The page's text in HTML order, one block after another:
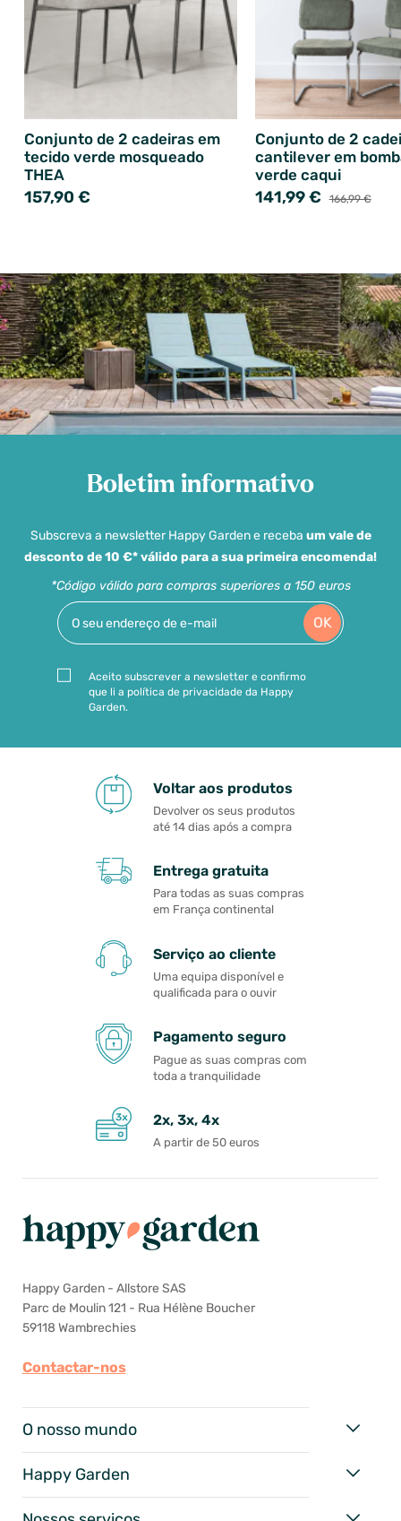
Conjunto de 2 cadeiras em
tecido verde mosqueado
THEA
157,90 €
Conjunto de 2
cantilever em
verde caqui
141,99 € 166,99 €
Boletim informativo
Subscreva a newsletter Happy Garden e receba um vale de
desconto de 10 €* válido para a sua primeira encomenda!
*Código válido para compras superiores a 150 euros
OK
Aceito subscrever a newsletter e confirmo
que li a política de privacidade da Happy
Garden.
Voltar aos produtos
Devolver os seus produtos
até 14 dias após a compra
Entrega gratuita
Para todas as suas compras
em França continental
Serviço ao cliente
Uma equipa disponível e
qualificada para o ouvir
Pagamento seguro
Pague as suas compras com
toda a tranquilidade
2x, 3x, 4x
A partir de 50 euros
Happy Garden - Allstore SAS
Parc de Moulin 121 - Rua Hélène Boucher
59118 Wambrechies
Contactar-nos
O nosso mundo
Happy Garden